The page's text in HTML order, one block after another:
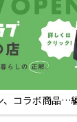
、コラボ商品…